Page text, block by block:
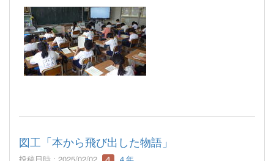
図工「本から飛び出した物語」